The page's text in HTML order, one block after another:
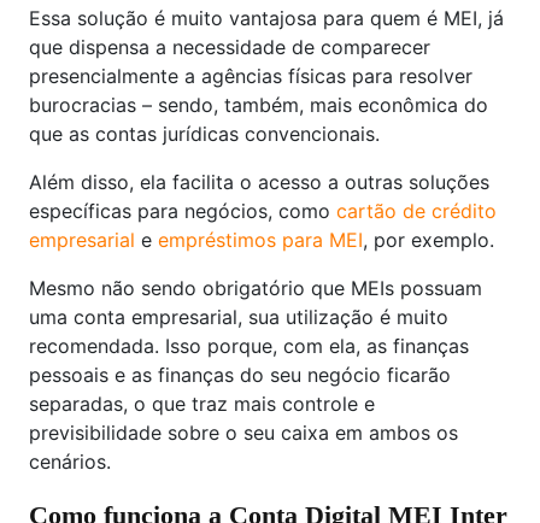
Essa solução é muito vantajosa para quem é MEI, já
que dispensa a necessidade de comparecer
presencialmente a agências físicas para resolver
burocracias – sendo, também, mais econômica do
que as contas jurídicas convencionais.
Além disso, ela facilita o acesso a outras soluções
específicas para negócios, como cartão de crédito
empresarial e empréstimos para MEI, por exemplo.
Mesmo não sendo obrigatório que MEIs possuam
uma conta empresarial, sua utilização é muito
recomendada. Isso porque, com ela, as finanças
pessoais e as finanças do seu negócio ficarão
separadas, o que traz mais controle e
previsibilidade sobre o seu caixa em ambos os
cenários.
Como funciona a Conta Digital MEI Inter